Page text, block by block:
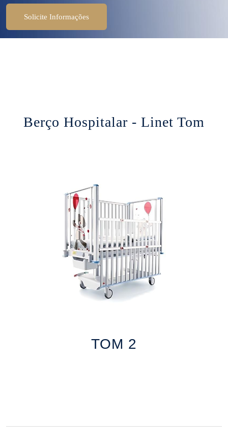
Solicite Informações
Berço Hospitalar - Linet Tom
TOM 2